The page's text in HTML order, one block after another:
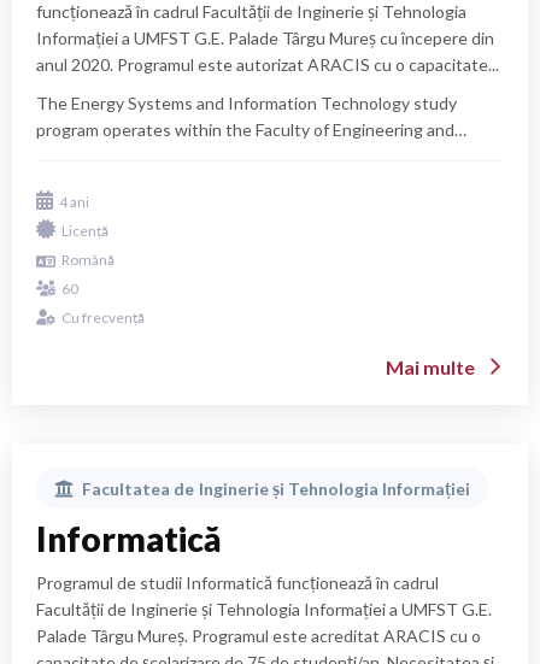
funcționează în cadrul Facultății de Inginerie și Tehnologia
Informației a UMFST G.E. Palade Târgu Mureș cu începere din
anul 2020. Programul este autorizat ARACIS cu o capacitate...
The Energy Systems and Information Technology study
program operates within the Faculty of Engineering and
with a tuition potential of 60 students/year. The ETI
bachelor's study program is focused on training highly
educated specialists by providing professional competencies
in the specialized field of energy engineering.
4 ani
Licență
Română
60
Cu frecvență
Mai multe
Facultatea de Inginerie și Tehnologia Informației
Informatică
Programul de studii Informatică funcționează în cadrul
Facultății de Inginerie și Tehnologia Informației a UMFST G.E.
Palade Târgu Mureș. Programul este acreditat ARACIS cu o